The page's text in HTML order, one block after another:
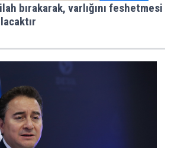
bırakarak, varlığını feshetmesi